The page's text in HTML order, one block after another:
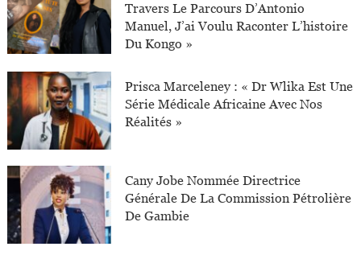
Travers Le Parcours D’Antonio
Manuel, J’ai Voulu Raconter L’histoire
Du Kongo »
Prisca Marceleney : « Dr Wlika Est Une
Série Médicale Africaine Avec Nos
Réalités »
Cany Jobe Nommée Directrice
Générale De La Commission Pétrolière
De Gambie